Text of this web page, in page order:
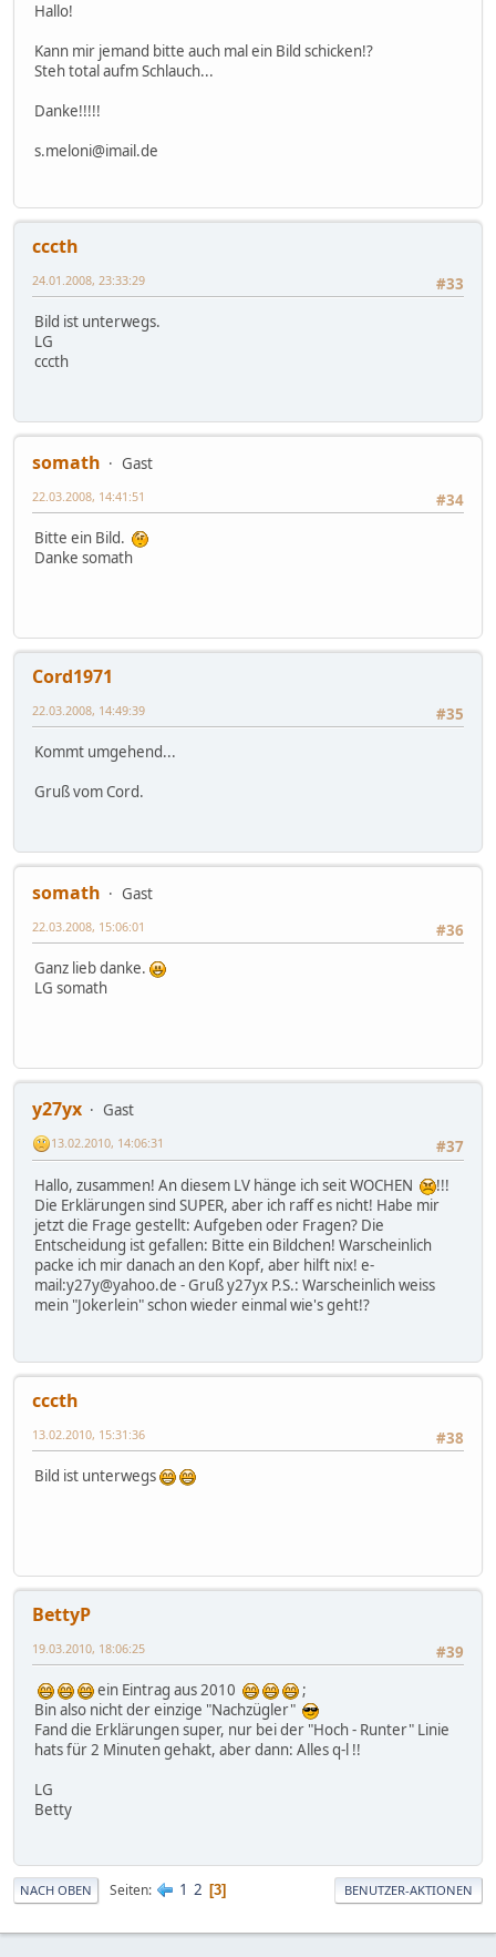
Hallo!
Kann mir jemand bitte auch mal ein Bild schicken!?
Steh total aufm Schlauch...
Danke!!!!!
s.meloni@imail.de
cccth
#33
24.01.2008, 23:33:29
Bild ist unterwegs.
LG
cccth
somath
Gast
#34
22.03.2008, 14:41:51
Bitte ein Bild.
Danke somath
Cord1971
#35
22.03.2008, 14:49:39
Kommt umgehend...
Gruß vom Cord.
somath
Gast
#36
22.03.2008, 15:06:01
Ganz lieb danke.
LG somath
y27yx
Gast
#37
13.02.2010, 14:06:31
Hallo, zusammen! An diesem LV hänge ich seit WOCHEN
!!!
Die Erklärungen sind SUPER, aber ich raff es nicht! Habe mir
jetzt die Frage gestellt: Aufgeben oder Fragen? Die
Entscheidung ist gefallen: Bitte ein Bildchen! Warscheinlich
packe ich mir danach an den Kopf, aber hilft nix! e-
mail:y27y@yahoo.de - Gruß y27yx P.S.: Warscheinlich weiss
mein "Jokerlein" schon wieder einmal wie's geht!?
cccth
#38
13.02.2010, 15:31:36
Bild ist unterwegs
BettyP
#39
19.03.2010, 18:06:25
ein Eintrag aus 2010
;
Bin also nicht der einzige "Nachzügler"
Fand die Erklärungen super, nur bei der "Hoch - Runter" Linie
hats für 2 Minuten gehakt, aber dann: Alles q-l !!
LG
Betty
NACH OBEN Seiten 1 2 3 BENUTZER-AKTIONEN